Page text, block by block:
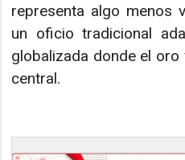
representa algo menos
un oficio tradicional
globalizada donde el oro
central.